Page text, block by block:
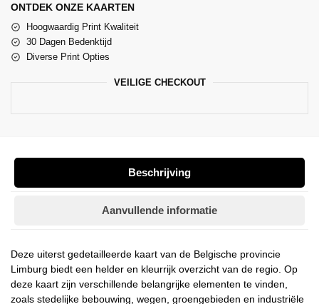
ONTDEK ONZE KAARTEN
Hoogwaardig Print Kwaliteit
30 Dagen Bedenktijd
Diverse Print Opties
VEILIGE CHECKOUT
Beschrijving
Aanvullende informatie
Deze uiterst gedetailleerde kaart van de Belgische provincie
Limburg biedt een helder en kleurrijk overzicht van de regio. Op
deze kaart zijn verschillende belangrijke elementen te vinden,
zoals stedelijke bebouwing, wegen, groengebieden en industriële